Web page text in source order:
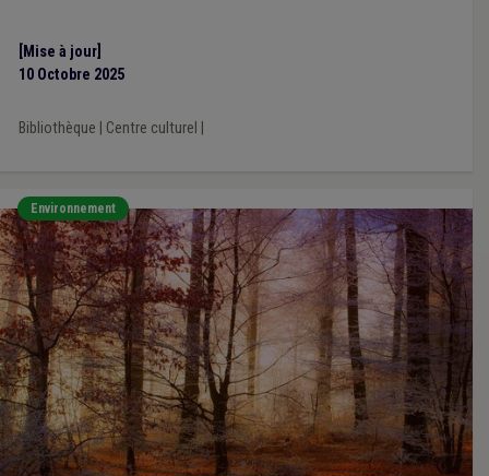
[Mise à jour]
10 Octobre 2025
Bibliothèque Centre culturel
Environnement